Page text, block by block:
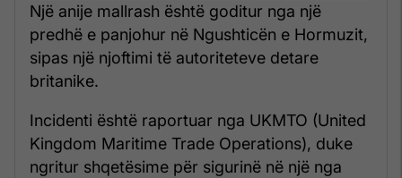
Një anije mallrash është goditur nga një
predhë e panjohur në Ngushticën e Hormuzit,
sipas një njoftimi të autoriteteve detare
britanike.
Incidenti është raportuar nga UKMTO (United
Kingdom Maritime Trade Operations), duke
ngritur shqetësime për sigurinë në një nga